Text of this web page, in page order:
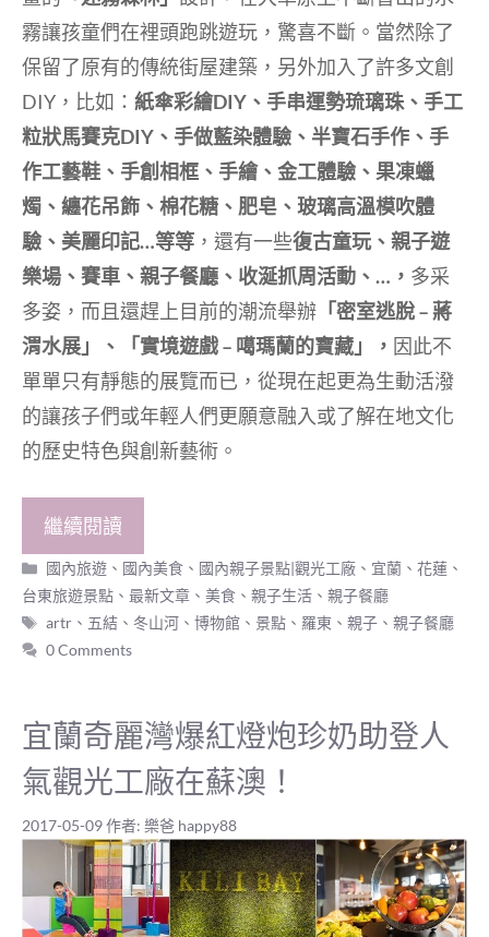
霧讓孩童們在裡頭跑跳遊玩，驚喜不斷。當然除了
保留了原有的傳統街屋建築，另外加入了許多文創
DIY，比如： 紙傘彩繪DIY、手串運勢琉璃珠、手工
粒狀馬賽克DIY、手做藍染體驗、半寶石手作、手
作工藝鞋、手創相框、手繪、金工體驗、果凍蠟
燭、纏花吊飾、棉花糖、肥皂、玻璃高溫模吹體
驗、美麗印記…等等 ，還有一些復古童玩、親子遊
樂場、賽車、親子餐廳、收涎抓周活動、…， 多采
多姿，而且還趕上目前的潮流舉辦 「密室逃脫 – 蔣
渭水展」、「實境遊戲 – 噶瑪蘭的寶藏」， 因此不
單單只有靜態的展覽而已，從現在起更為生動活潑
的讓孩子們或年輕人們更願意融入或了解在地文化
的歷史特色與創新藝術。
繼續閱讀
分
類
國內旅遊 、 國內美食 、 國內親子景點|觀光工廠 、 宜蘭、花蓮、
台東旅遊景點 、 最新文章 、 美食 、 親子生活 、 親子餐廳
標
籤
artr 、 五結 、 冬山河 、博物館 、 景點 、 羅東 、親子 、親子餐廳
0 Comments
宜蘭奇麗灣爆紅燈炮珍奶助登人
氣觀光工廠在蘇澳！
2017-05-09作者: 樂爸 happy88